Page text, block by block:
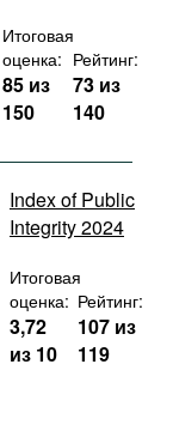
Итоговая
оценка:
85 из
150
Рейтинг:
73 из
140
Index of Public
Integrity 2024
Итоговая
оценка:
3,72
из 10
Рейтинг:
107 из
119